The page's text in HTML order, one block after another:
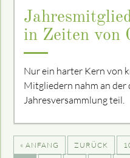
in Zeiten von
Nur ein harter Kern von
Mitgliedern nahm an der
Jahresversammlung teil.
« ANFANG ZURÜCK